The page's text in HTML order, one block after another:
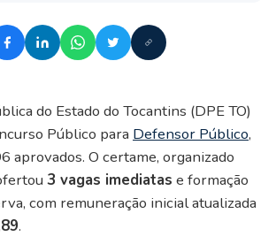
do Estado do Tocantins (DPE TO)
Público para Defensor Público,
aprovados. O certame, organizado
3 vagas imediatas e formação
com remuneração inicial atualizada
.